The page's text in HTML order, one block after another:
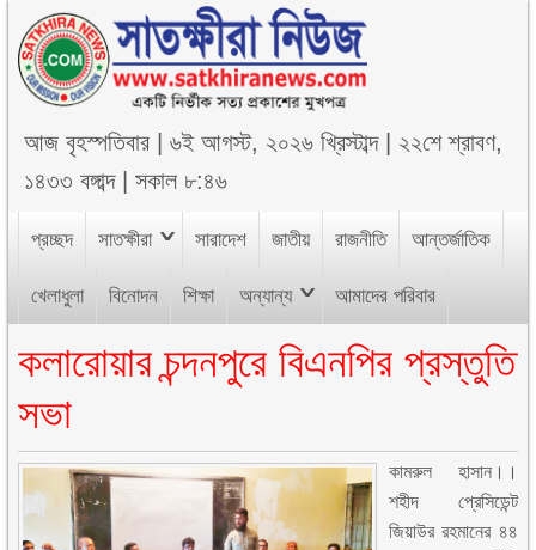
আজবৃহস্পতিবার |৬ই আগস্ট, ২০২৬ খ্রিস্টাব্দ| ২২শে শ্রাবণ,
১৪৩৩ বঙ্গাব্দ|সকাল ৮:৪৬
প্রচ্ছদ সাতক্ষীরা সারাদেশ জাতীয় রাজনীতি আন্তর্জাতিক
খেলাধুলা বিনোদন শিক্ষা অন্যান্য আমাদের পরিবার
কলারোয়ার চন্দনপুরে বিএনপির প্রস্তুতি
সভা
কামরুল হাসান।।
শহীদ প্রেসিডেন্ট
জিয়াউর রহমানের ৪৪